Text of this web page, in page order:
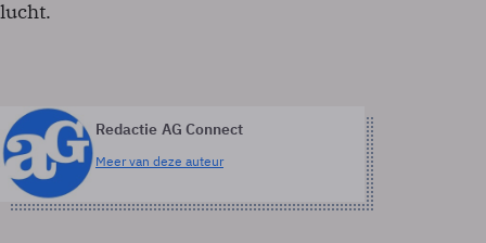
lucht.
Redactie AG Connect
Meer van deze auteur